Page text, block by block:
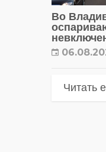
Во
Читать